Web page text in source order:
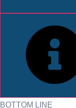
BOTTOM LINE